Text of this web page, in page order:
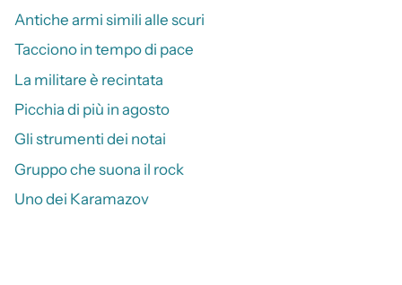
Antiche armi simili alle scuri
Tacciono in tempo di pace
La militare è recintata
Picchia di più in agosto
Gli strumenti dei notai
Gruppo che suona il rock
Uno dei Karamazov